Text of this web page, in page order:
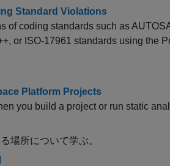
Standard Violations
of coding standards such as
or ISO-17961 standards using the
Platform Projects
you build a project or run static
場所について学ぶ。